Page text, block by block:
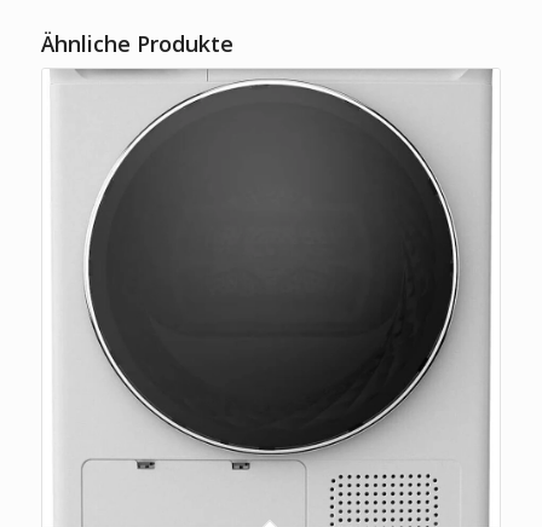
Ähnliche Produkte